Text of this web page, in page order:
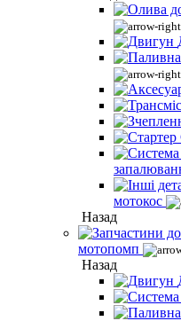
мотокос
Назад
мотопомп
Назад